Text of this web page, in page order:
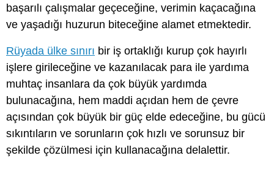
başarılı çalışmalar geçeceğine, verimin kaçacağına
ve yaşadığı huzurun biteceğine alamet etmektedir.
Rüyada ülke sınırı bir iş ortaklığı kurup çok hayırlı
işlere girileceğine ve kazanılacak para ile yardıma
muhtaç insanlara da çok büyük yardımda
bulunacağına, hem maddi açıdan hem de çevre
açısından çok büyük bir güç elde edeceğine, bu gücü
sıkıntıların ve sorunların çok hızlı ve sorunsuz bir
şekilde çözülmesi için kullanacağına delalettir.